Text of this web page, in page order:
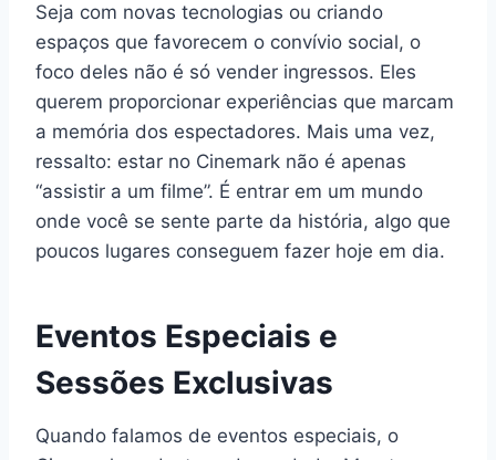
Seja com novas tecnologias ou criando
espaços que favorecem o convívio social, o
foco deles não é só vender ingressos. Eles
querem proporcionar experiências que marcam
a memória dos espectadores. Mais uma vez,
ressalto: estar no Cinemark não é apenas
“assistir a um filme”. É entrar em um mundo
onde você se sente parte da história, algo que
poucos lugares conseguem fazer hoje em dia.
Eventos Especiais e
Sessões Exclusivas
Quando falamos de eventos especiais, o